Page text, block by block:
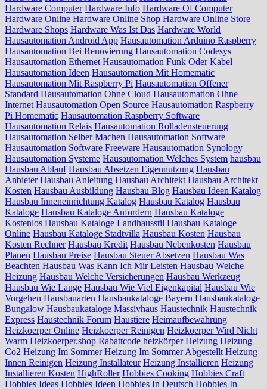
Hardware Computer Hardware Info Hardware Of Computer
Hardware Online Hardware Online Shop Hardware Online Store
Hardware Shops Hardware Was Ist Das Hardware World
Hausautomation Android App Hausautomation Arduino Raspberry
Hausautomation Bei Renovierung Hausautomation Codesys
Hausautomation Ethernet Hausautomation Funk Oder Kabel
Hausautomation Ideen Hausautomation Mit Homematic
Hausautomation Mit Raspberry Pi Hausautomation Offener
Standard Hausautomation Ohne Cloud Hausautomation Ohne
Internet Hausautomation Open Source Hausautomation Raspberry
Pi Homematic Hausautomation Raspberry Software
Hausautomation Relais Hausautomation Rolladensteuerung
Hausautomation Selber Machen Hausautomation Software
Hausautomation Software Freeware Hausautomation Synology
Hausautomation Systeme Hausautomation Welches System hausbau
Hausbau Ablauf Hausbau Absetzen Eigennutzung Hausbau
Anbieter Hausbau Anleitung Hausbau Architekt Hausbau Architekt
Kosten Hausbau Ausbildung Hausbau Blog Hausbau Ideen Katalog
Hausbau Inneneinrichtung Katalog Hausbau Katalog Hausbau
Kataloge Hausbau Kataloge Anfordern Hausbau Kataloge
Kostenlos Hausbau Kataloge Landhausstil Hausbau Kataloge
Online Hausbau Kataloge Stadtvilla Hausbau Kosten Hausbau
Kosten Rechner Hausbau Kredit Hausbau Nebenkosten Hausbau
Planen Hausbau Preise Hausbau Steuer Absetzen Hausbau Was
Beachten Hausbau Was Kann Ich Mir Leisten Hausbau Welche
Heizung Hausbau Welche Versicherungen Hausbau Werkzeug
Hausbau Wie Lange Hausbau Wie Viel Eigenkapital Hausbau Wie
Vorgehen Hausbauarten Hausbaukataloge Bayern Hausbaukataloge
Bungalow Hausbaukataloge Massivhaus Haustechnik Haustechnik
Express Haustechnik Forum Haustiere Heimaufbewahrung
Heizkoerper Online Heizkoerper Reinigen Heizkoerper Wird Nicht
Warm Heizkoerper.shop Rabattcode heizkörper Heizung Heizung
Co2 Heizung Im Sommer Heizung Im Sommer Abgestellt Heizung
Innen Reinigen Heizung Installateur Heizung Installieren Heizung
Installieren Kosten HighRoller Hobbies Cooking Hobbies Craft
Hobbies Ideas Hobbies Ideen Hobbies In Deutsch Hobbies In